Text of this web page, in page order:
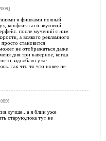
и фишками полный
конфликты со звуковой
после мучений с ним
а всякого рекламного
становится
не отображаться даже
дня три наверное, когда
задолбало уже.
так что то что новее не
лучше...а я блин уже
старую,пока тут не